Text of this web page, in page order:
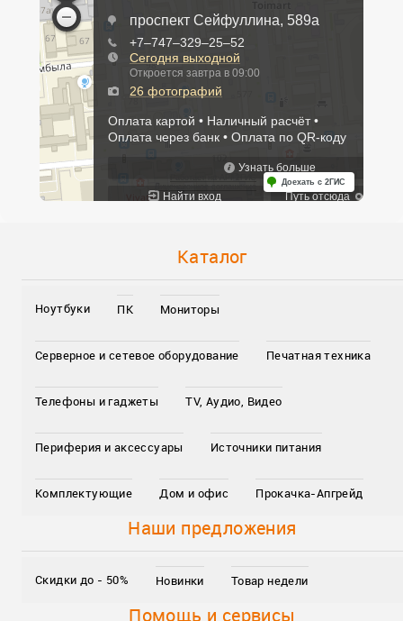
Каталог
Ноутбуки ПК Мониторы
Серверное и сетевое оборудование Печатная техника
Телефоны и гаджеты TV, Аудио, Видео
Периферия и аксессуары Источники питания
Комплектующие Дом и офис Прокачка-Апгрейд
Наши предложения
Скидки до - 50% Новинки Товар недели
Помощь и сервисы